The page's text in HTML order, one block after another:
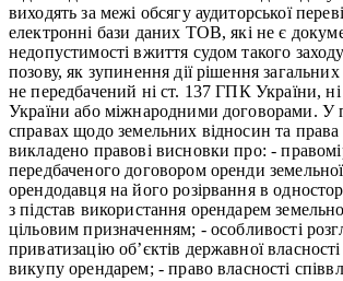
виходять за межі обсягу аудиторської
електронні бази даних ТОВ, які не є
недопустимості вжиття судом такого
позову, як зупинення дії рішення
не передбачений ні ст. 137 ГПК України,
України або міжнародними договорами. У
справах щодо земельних відносин та права
викладено правові висновки про: -
передбаченого договором оренди
орендодавця на його розірвання в
з підстав використання орендарем
цільовим призначенням; - особливості
приватизацію об’єктів державної
викупу орендарем; - право власності